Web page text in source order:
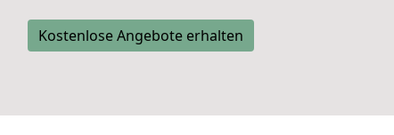
Kostenlose Angebote erhalten